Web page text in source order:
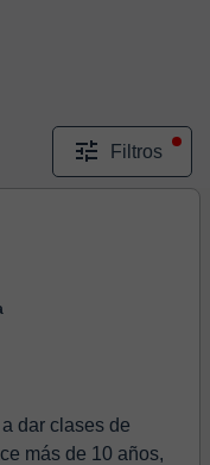
Filtros
más de 10 años,